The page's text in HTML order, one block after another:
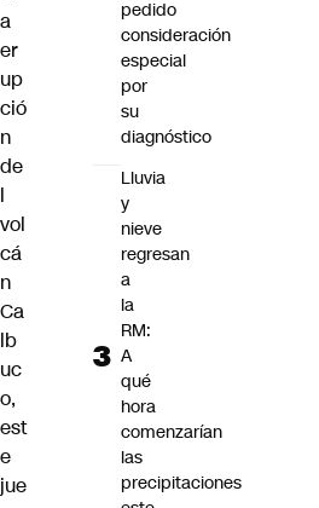
a
er
up
ció
n
de
l
vol
cá
n
Ca
lb
uc
o,
est
e
jue
pedido
consideración
especial
por
su
diagnóstico
Lluvia
y
nieve
regresan
a
la
RM:
A
qué
hora
comenzarían
las
precipitaciones